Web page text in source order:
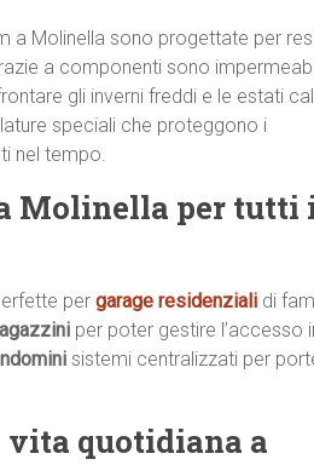
a Molinella sono progettate per
a componenti sono
gli inverni freddi e le estati
speciali che proteggono i
nel tempo.
Molinella per tutti
per garage residenziali di
per poter gestire l’accesso
sistemi centralizzati per
quotidiana a